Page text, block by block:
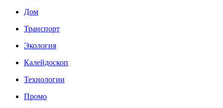
Дом
Транспорт
Экология
Калейдоскоп
Технологии
Промо